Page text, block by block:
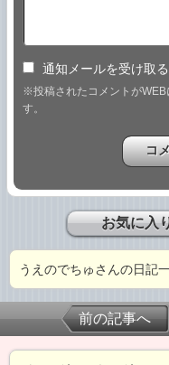
通知メールを受け取る
※投稿されたコメントがWEB
す。
お気に入
うえのでちゅさんの日記
前の記事へ